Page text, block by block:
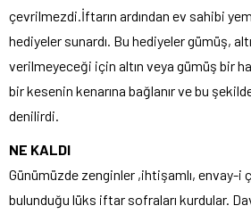
çevrilmezdi.İftarın ardından ev sahibi
hediyeler sunardı. Bu hediyeler gümüş,
verilmeyeceği için altın veya gümüş bir
bir kesenin kenarına bağlanır ve bu
denilirdi.
NE KALDI
Günümüzde zenginler ,ihtişamlı, envay-i
bulunduğu lüks iftar sofraları kurdular.